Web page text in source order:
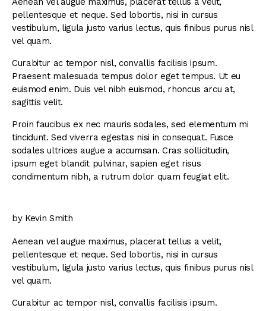
pellentesque et neque. Sed lobortis, nisi in cursus
vestibulum, ligula justo varius lectus, quis finibus purus nisl
vel quam.
Curabitur ac tempor nisl, convallis facilisis ipsum.
Praesent malesuada tempus dolor eget tempus. Ut eu
euismod enim. Duis vel nibh euismod, rhoncus arcu at,
sagittis velit.
Proin faucibus ex nec mauris sodales, sed elementum mi
tincidunt. Sed viverra egestas nisi in consequat. Fusce
sodales ultrices augue a accumsan. Cras sollicitudin,
ipsum eget blandit pulvinar, sapien eget risus
condimentum nibh, a rutrum dolor quam feugiat elit.
by Kevin Smith
Aenean vel augue maximus, placerat tellus a velit,
pellentesque et neque. Sed lobortis, nisi in cursus
vestibulum, ligula justo varius lectus, quis finibus purus nisl
vel quam.
Curabitur ac tempor nisl, convallis facilisis ipsum.